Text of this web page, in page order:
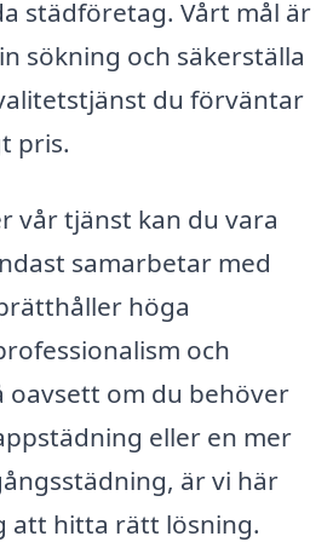
städföretag. Vårt mål är
sökning och säkerställa
du förväntar
pris.
vår tjänst kan du vara
samarbetar med
höga
och
oavsett om du behöver
eller en mer
är vi här
att hitta rätt lösning.